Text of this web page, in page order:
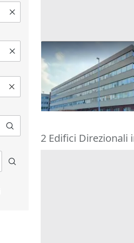
#2537729 Edificio
indipendente con
sotterraneo privato e
esterna
Lecco (Lecco)
3.500.000 €
2 Edifici Direzionali